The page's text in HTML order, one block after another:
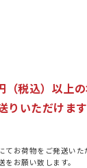
（税込）以上
りいただけます
てお荷物をご発送い
お願い致します。